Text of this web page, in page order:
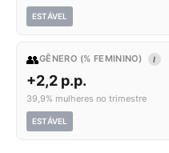
ESTÁVEL
👥GÊNERO (% FEMININO) I
+2,2 p.p.
39,9% mulheres no trimestre
ESTÁVEL